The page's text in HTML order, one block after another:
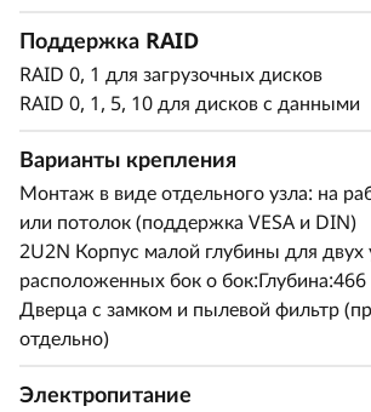
Исключительная
функциональность
ThinkEdge SE360 V2 - это сервер на
высотой 2U, половинной ширины и
глубины, который чувствует себя
практически в любом месте. Можно
его на стене или установить в
прочный сервер Edge может
изменения температуры от 0-
высокую запыленность и
Поддержка RAID
RAID 0, 1 для загрузочных дисков
RAID 0, 1, 5, 10 для дисков с данными
Варианты крепления
Монтаж в виде отдельного узла: на
или потолок (поддержка VESA и DIN)
2U2N Корпус малой глубины для двух
расположенных бок о
Дверца с замком и пылевой фильтр
отдельно)
Электропитание